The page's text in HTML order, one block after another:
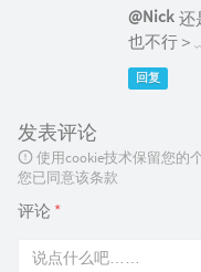
@Nick 还
也不行＞
回复
发表评论
使用cookie技术保留您的
您已同意该条款
评论 *